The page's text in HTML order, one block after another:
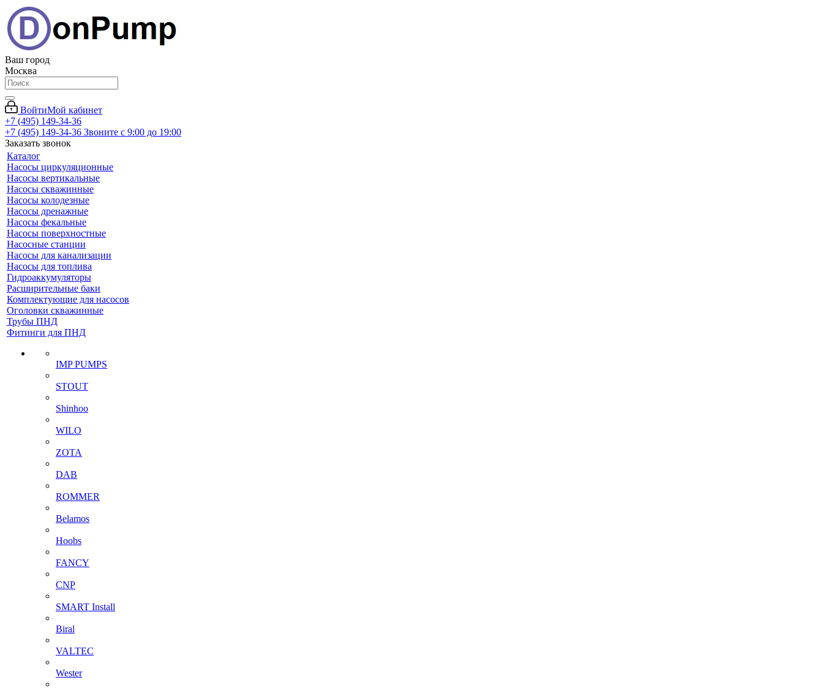
Ваш город
Москва
ВойтиМой кабинет
+7 (495) 149-34-36
+7 (495) 149-34-36 Звоните с 9:00 до 19:00
Заказать звонок
Каталог
Насосы циркуляционные
Насосы вертикальные
Насосы скважинные
Насосы колодезные
Насосы дренажные
Насосы фекальные
Насосы поверхностные
Насосные станции
Насосы для канализации
Насосы для топлива
Гидроаккумуляторы
Расширительные баки
Комплектующие для насосов
Оголовки скважинные
Трубы ПНД
Фитинги для ПНД
IMP PUMPS
STOUT
Shinhoo
WILO
ZOTA
DAB
ROMMER
Belamos
Hoobs
FANCY
CNP
SMART Install
Biral
VALTEC
Wester